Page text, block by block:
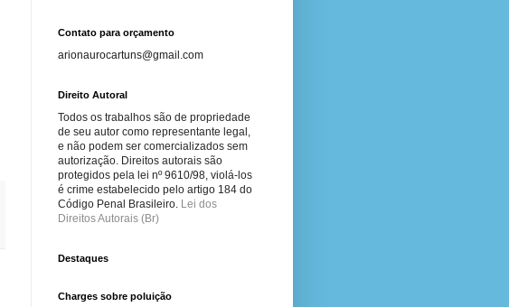
Contato para orçamento
arionaurocartuns@gmail.com
Direito Autoral
Todos os trabalhos são de propriedade
de seu autor como representante legal,
e não podem ser comercializados sem
autorização. Direitos autorais são
protegidos pela lei nº 9610/98, violá-los
é crime estabelecido pelo artigo 184 do
Código Penal Brasileiro. Lei dos
Direitos Autorais (Br)
Destaques
Charges sobre poluição